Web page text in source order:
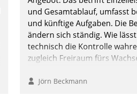
und Gesamtablauf, umfasst
und künftige Aufgaben. Die
ändern sich ständig. Wie
technisch die Kontrolle
zugleich Freiraum fürs
Jörn Beckmann